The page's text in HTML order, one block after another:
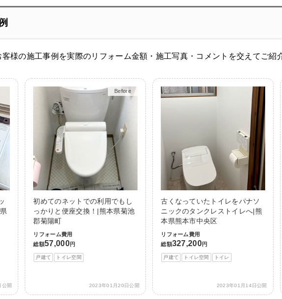
様の施工事例を実際のリフォーム金額・施工写真・コメントを交えてご紹
開
Before
After
初めてのネットでの利用でもし
っかりと便座交換！|熊本県菊池
郡菊陽町
リフォーム費用
総額57,000円
戸建て トイレ空間
2023年01月20日公開
古くなっていたトイレをパナソ
ニックのタンクレストイレへ|熊
本県熊本市中央区
リフォーム費用
総額327,200円
戸建て トイレ空間 トイレ
2023年01月14日公開